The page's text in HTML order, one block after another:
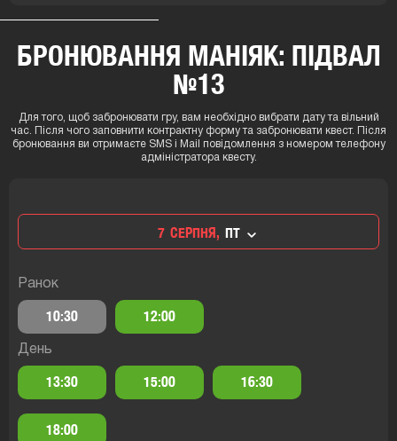
БРОНЮВАННЯ МАНІЯК: ПІДВАЛ
№13
Для того, щоб забронювати гру, вам необхідно вибрати дату та вільний
час. Після чого заповнити контрактну форму та забронювати квест. Після
бронювання ви отримаєте SMS і Mail повідомлення з номером телефону
адміністратора квесту.
7 СЕРПНЯ, ПТ
Ранок
10:30 12:00
День
13:30 15:00 16:30
18:00